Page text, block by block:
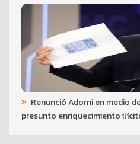
Renunció Adorni en medio
presunto enriquecimiento